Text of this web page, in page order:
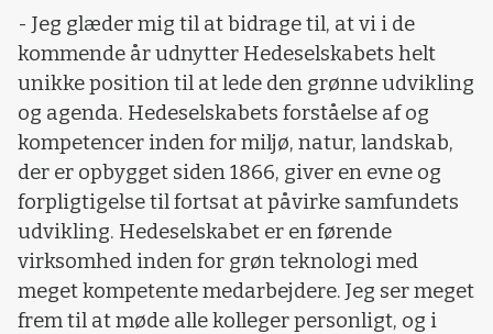
- Jeg glæder mig til at bidrage til, at vi i de
kommende år udnytter Hedeselskabets helt
unikke position til at lede den grønne udvikling
og agenda. Hedeselskabets forståelse af og
kompetencer inden for miljø, natur, landskab,
der er opbygget siden 1866, giver en evne og
forpligtigelse til fortsat at påvirke samfundets
udvikling. Hedeselskabet er en førende
virksomhed inden for grøn teknologi med
meget kompetente medarbejdere. Jeg ser meget
frem til at møde alle kolleger personligt, og i